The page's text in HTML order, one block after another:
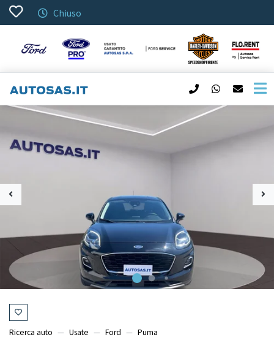
Chiuso
Ricerca auto Usate Ford Puma